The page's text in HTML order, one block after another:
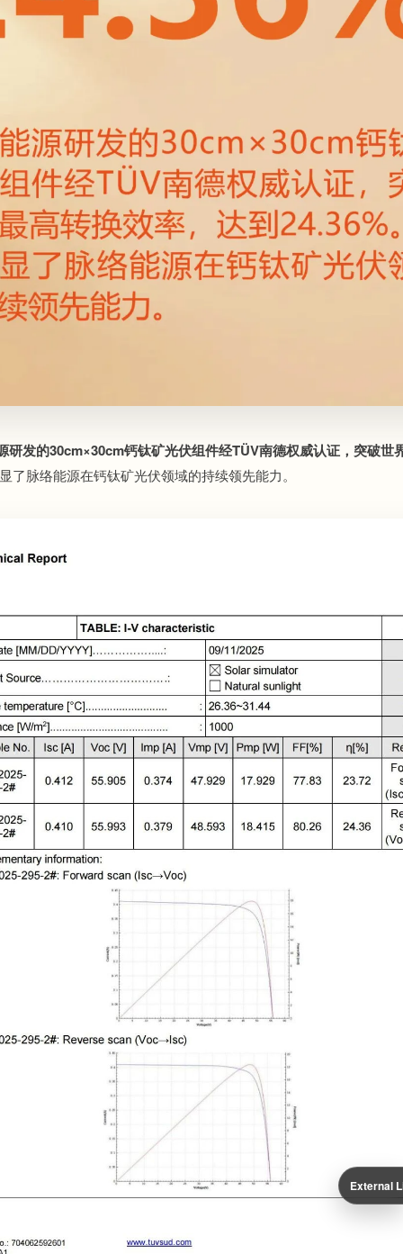
研发的30cm×30cm钙钛矿光伏组件经TÜV南德权威认证，突破世
了脉络能源在钙钛矿光伏领域的持续领先能力。
External